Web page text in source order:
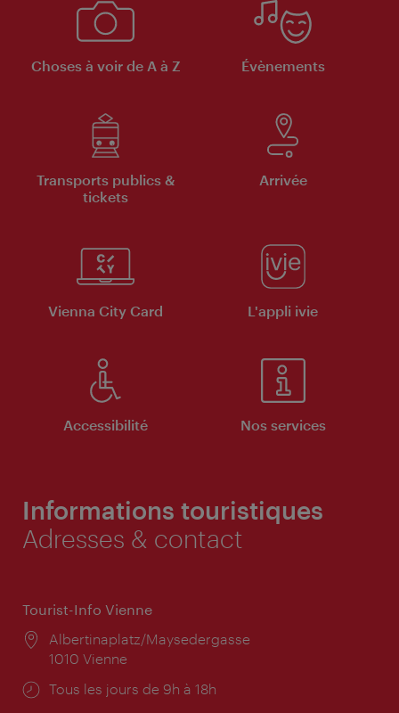
Choses à voir de A à Z Évènements
Transports publics &
tickets
Arrivée
Vienna City Card L'appli ivie
Accessibilité Nos services
Informations touristiques
Adresses & contact
Tourist-Info Vienne
Lieu:
Albertinaplatz/Maysedergasse
1010 Vienne
Horaires
Tous les jours de 9h à 18h